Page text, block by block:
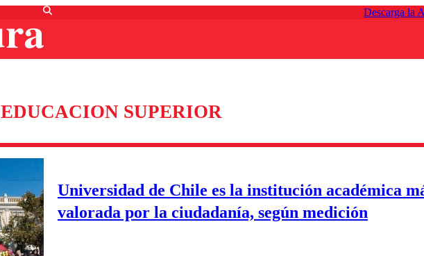
Descarga la
EDUCACION SUPERIOR
Universidad de Chile es la institución académica
valorada por la ciudadanía, según medición